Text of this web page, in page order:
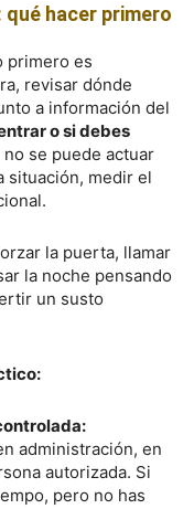
hacer primero
primero es
revisar dónde
a información del
o si debes
no se puede actuar
situación, medir el
la puerta, llamar
la noche pensando
un susto
administración, en
autorizada. Si
pero no has